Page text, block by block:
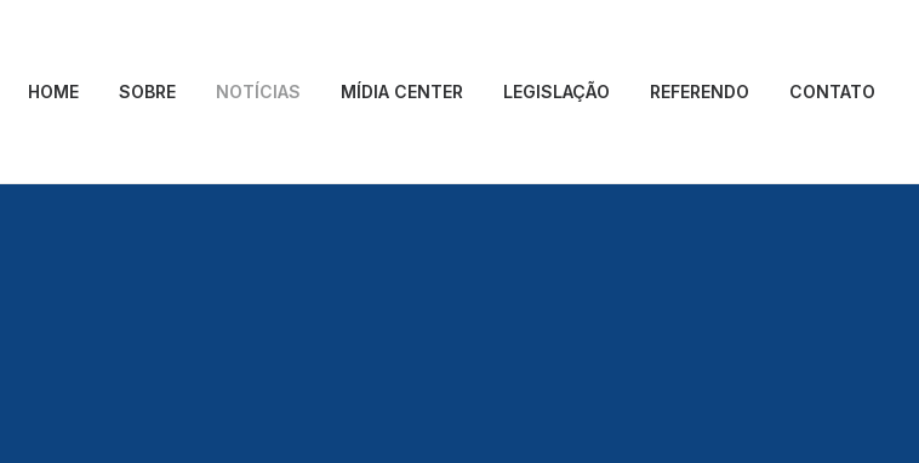
HOME SOBRE NOTÍCIAS MÍDIA CENTER LEGISLAÇÃO REFERENDO CONTATO